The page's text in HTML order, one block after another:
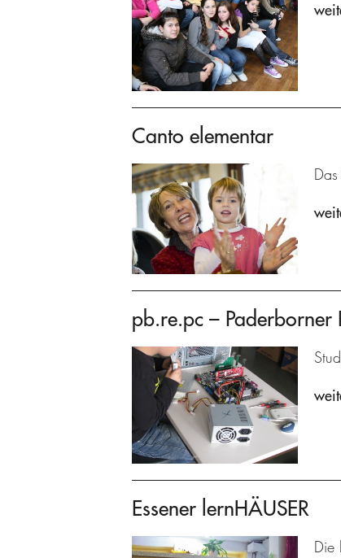
Canto elementar
pb.re.pc – Paderborner
Essener lernHÄUSER
Die